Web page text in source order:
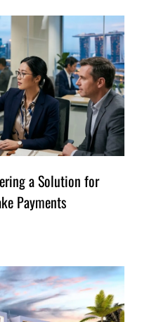
a Solution for
Payments